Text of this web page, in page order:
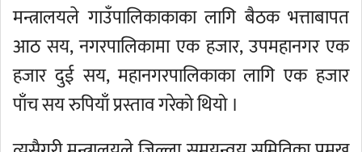
मन्त्रालयले गाउँपालिकाकाका लागि बैठक भत्ताबापत
आठ सय, नगरपालिकामा एक हजार, उपमहानगर एक
हजार दुई सय, महानगरपालिकाका लागि एक हजार
पाँच सय रुपियाँ प्रस्ताव गरेको थियो ।